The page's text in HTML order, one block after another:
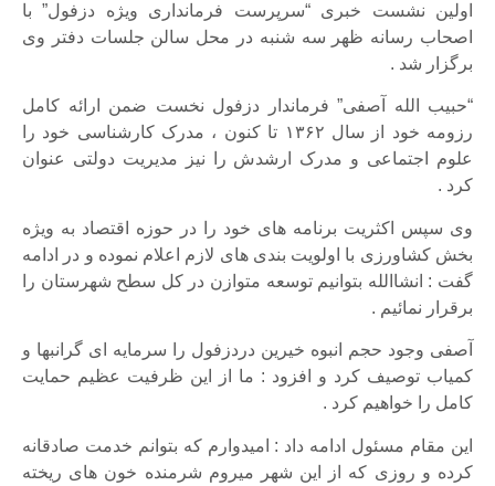
اولین نشست خبری “سرپرست فرمانداری ویژه دزفول” با
اصحاب رسانه ظهر سه شنبه در محل سالن جلسات دفتر وی
برگزار شد .
“حبیب الله آصفی” فرماندار دزفول نخست ضمن ارائه کامل
رزومه خود از سال ۱۳۶۲ تا کنون ، مدرک کارشناسی خود را
علوم اجتماعی و مدرک ارشدش را نیز مدیریت دولتی عنوان
کرد .
وی سپس اکثریت برنامه های خود را در حوزه اقتصاد به ویژه
بخش کشاورزی با اولویت بندی های لازم اعلام نموده و در ادامه
گفت : انشاالله بتوانیم توسعه متوازن در کل سطح شهرستان را
برقرار نمائیم .
آصفی وجود حجم انبوه خیرین دردزفول را سرمایه ای گرانبها و
کمیاب توصیف کرد و افزود : ما از این ظرفیت عظیم حمایت
کامل را خواهیم کرد .
این مقام مسئول ادامه داد : امیدوارم که بتوانم خدمت صادقانه
کرده و روزی که از این شهر میروم شرمنده خون های ریخته